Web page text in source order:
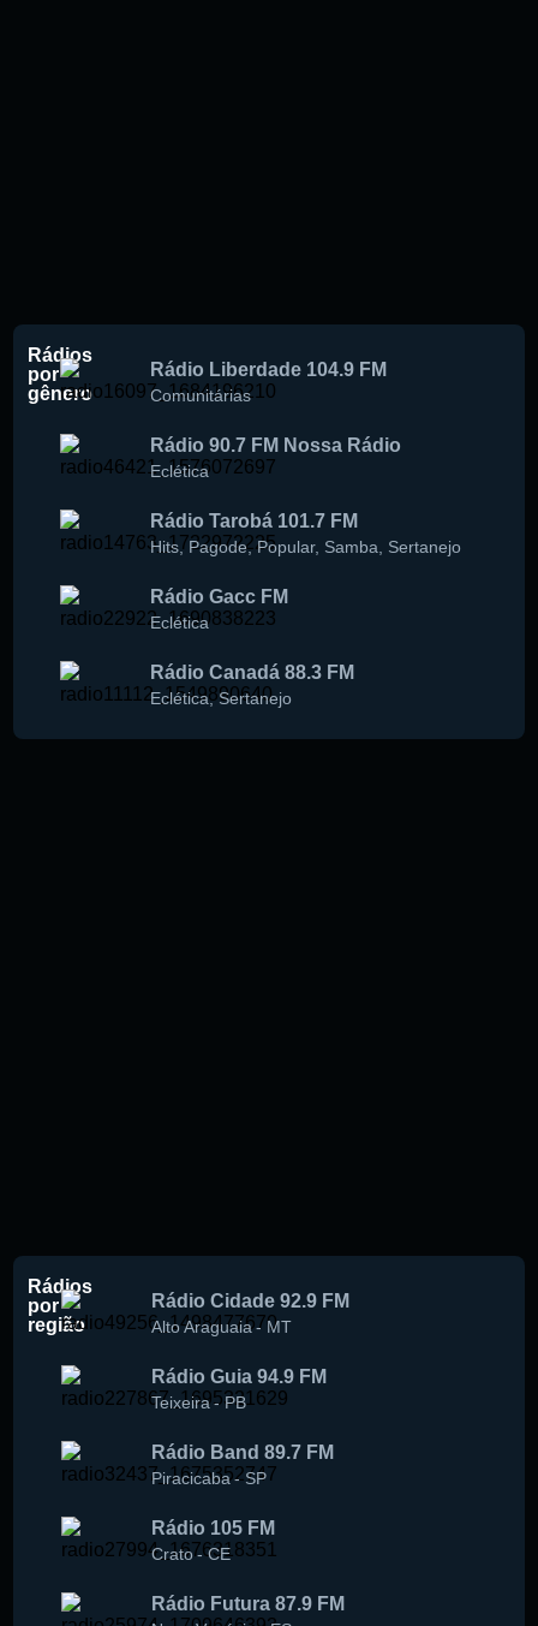
Rádios
por
gênero
Rádio Liberdade 104.9 FM
Comunitárias
Rádio 90.7 FM Nossa Rádio
Eclética
Rádio Tarobá 101.7 FM
Hits,Pagode,Popular, Samba Sertanejo
Rádio Gacc FM
Eclética
Rádio Canadá 88.3 FM
Eclética,Sertanejo
Rádios
por
região
Rádio Cidade 92.9 FM
Alto Araguaia- MT
Rádio Guia 94.9 FM
Teixeira-PB
Rádio Band 89.7 FM
Piracicaba-SP
Rádio 105 FM
Crato-CE
Rádio Futura 87.9 FM